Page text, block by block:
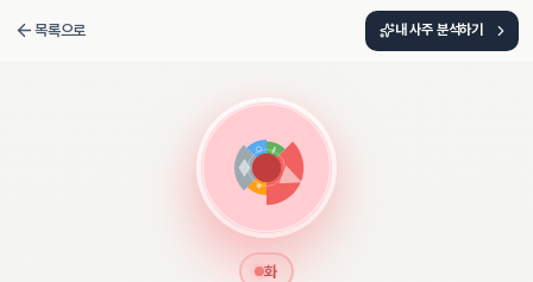
목록으로 내 사주 분석하기
화